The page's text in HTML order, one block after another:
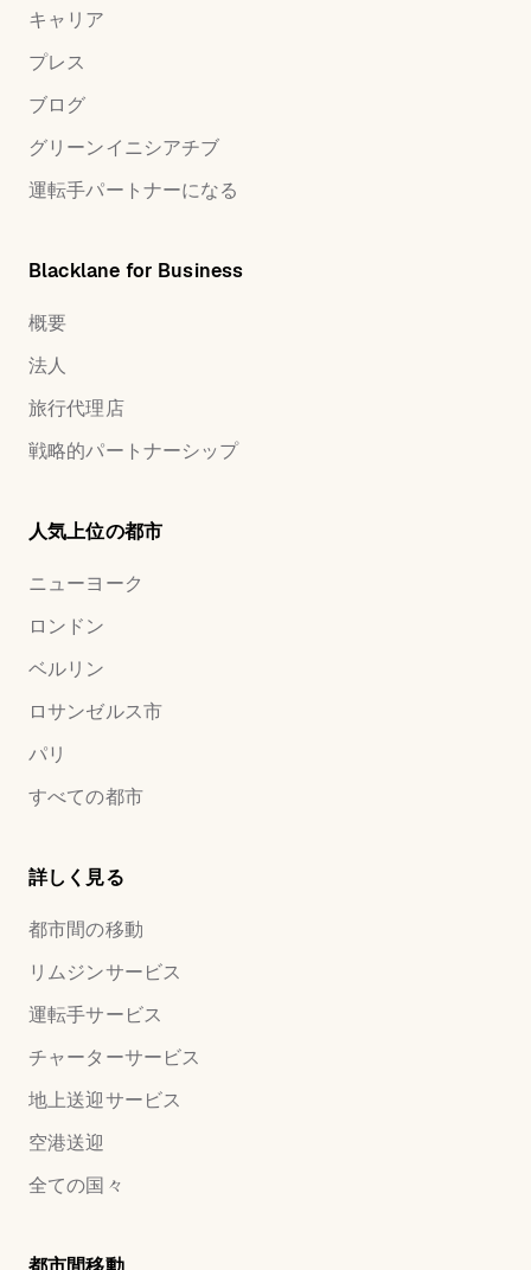
キャリア
プレス
ブログ
グリーンイニシアチブ
運転手パートナーになる
Blacklane for Business
概要
法人
旅行代理店
戦略的パートナーシップ
人気上位の都市
ニューヨーク
ロンドン
ベルリン
ロサンゼルス市
パリ
すべての都市
詳しく見る
都市間の移動
リムジンサービス
運転手サービス
チャーターサービス
地上送迎サービス
空港送迎
全ての国々